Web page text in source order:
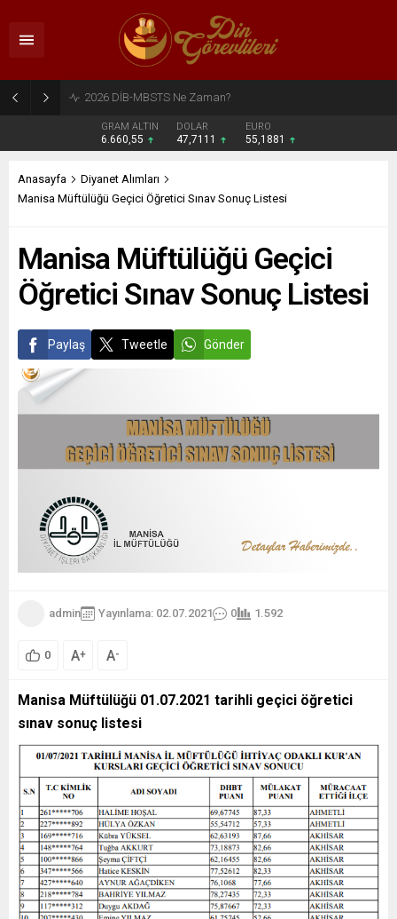
2026 DİB-MBSTS Ne Zaman?
GRAM ALTIN
6.660,55
DOLAR
47,7111
EURO
55,1881
Anasayfa
Diyanet Alımları
Manisa Müftülüğü Geçici Öğretici Sınav Sonuç Listesi
Manisa Müftülüğü Geçici
Öğretici Sınav Sonuç Listesi
Paylaş Tweetle Gönder
admin Yayınlama: 02.07.2021 0 1.592
0 A+ A-
Manisa Müftülüğü 01.07.2021 tarihli geçici öğretici
sınav sonuç listesi